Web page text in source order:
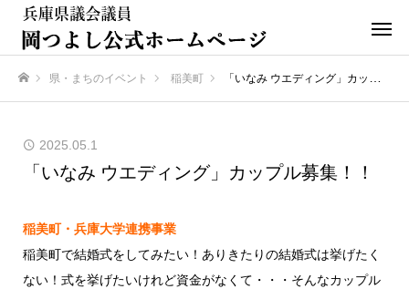
県・まちのイベント 稲美町 「いなみ ウエディング」カップル募集！！
2025.05.1
「いなみ ウエディング」カップル募集！！
稲美町・兵庫大学連携事業
稲美町で結婚式をしてみたい！ありきたりの結婚式は挙げたく
ない！式を挙げたいけれど資金がなくて・・・そんなカップル